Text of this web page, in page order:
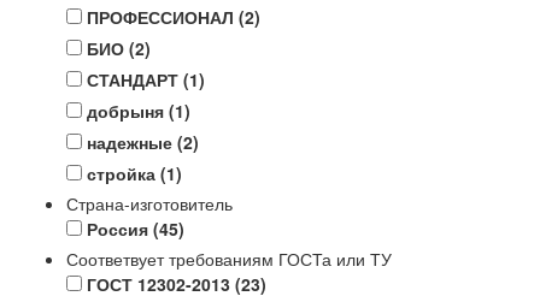
ПРОФЕССИОНАЛ (2)
БИО (2)
СТАНДАРТ (1)
добрыня (1)
надежные (2)
стройка (1)
Страна-изготовитель
Россия (45)
Соответвует требованиям ГОСТа или ТУ
ГОСТ 12302-2013 (23)